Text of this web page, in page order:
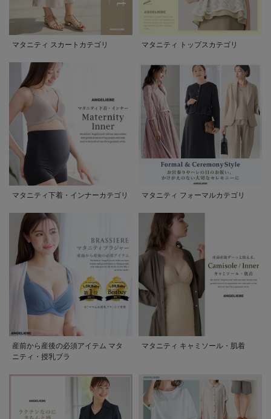
マタニティ スカートカテゴリ マタニティ トップスカテゴリ
マタニティ下着・インナーカテゴリ マタニティ フォーマルカテゴリ
産前から産後の必須アイテム マタ
ニティ・授乳ブラ
マタニティ キャミソール・肌着